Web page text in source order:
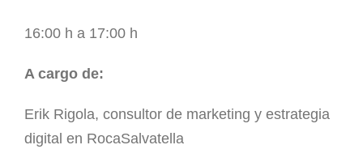
16:00 h a 17:00 h
A cargo de:
Erik Rigola, consultor de marketing y estrategia
digital en RocaSalvatella